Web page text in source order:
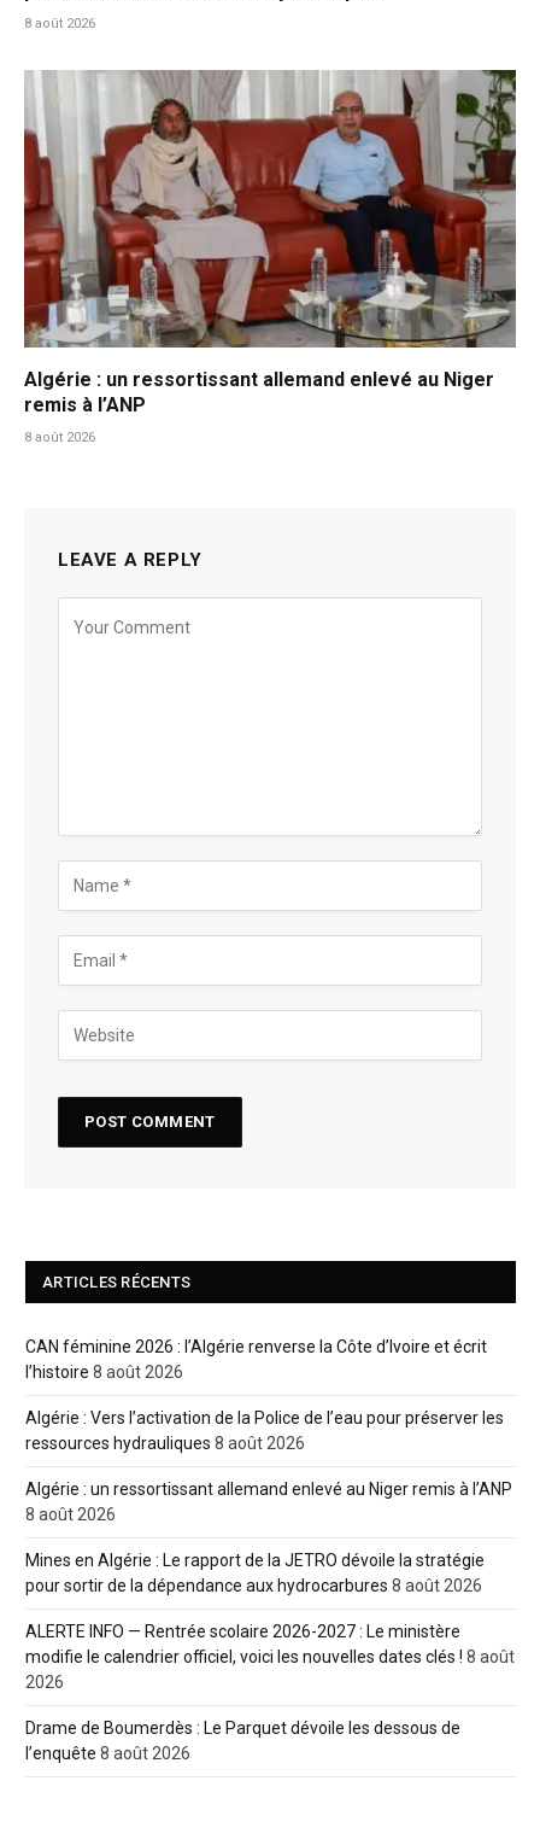
8 août 2026
Algérie : un ressortissant allemand enlevé au Niger
remis à l’ANP
8 août 2026
LEAVE A REPLY
ARTICLES RÉCENTS
CAN féminine 2026 : l’Algérie renverse la Côte d’Ivoire et écrit
l’histoire 8 août 2026
Algérie : Vers l’activation de la Police de l’eau pour préserver les
ressources hydrauliques 8 août 2026
Algérie : un ressortissant allemand enlevé au Niger remis à l’ANP
8 août 2026
Mines en Algérie : Le rapport de la JETRO dévoile la stratégie
pour sortir de la dépendance aux hydrocarbures 8 août 2026
ALERTE INFO — Rentrée scolaire 2026-2027 : Le ministère
modifie le calendrier officiel, voici les nouvelles dates clés ! 8 août
2026
Drame de Boumerdès : Le Parquet dévoile les dessous de
l’enquête 8 août 2026